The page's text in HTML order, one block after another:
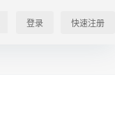
登录 快速注册